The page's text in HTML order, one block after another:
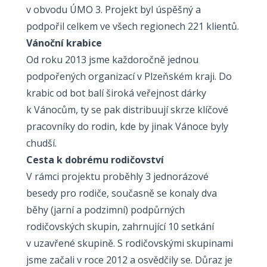
v obvodu ÚMO 3. Projekt byl úspěšný a
podpořil celkem ve všech regionech 221 klientů.
Vánoční krabice
Od roku 2013 jsme každoročně jednou
podpořených organizací v Plzeňském kraji. Do
krabic od bot balí široká veřejnost dárky
k Vánocům, ty se pak distribuují skrze klíčové
pracovníky do rodin, kde by jinak Vánoce byly
chudší.
Cesta k dobrému rodičovství
V rámci projektu proběhly 3 jednorázové
besedy pro rodiče, současně se konaly dva
běhy (jarní a podzimní) podpůrných
rodičovských skupin, zahrnující 10 setkání
v uzavřené skupině. S rodičovskými skupinami
jsme začali v roce 2012 a osvědčily se. Důraz je